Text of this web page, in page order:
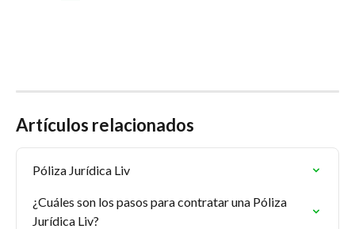
Artículos relacionados
Póliza Jurídica Liv
¿Cuáles son los pasos para contratar una Póliza
Jurídica Liv?